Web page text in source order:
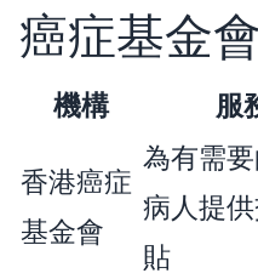
癌症基金
機構 服
香港癌症
基金會
為有需
病人提
貼